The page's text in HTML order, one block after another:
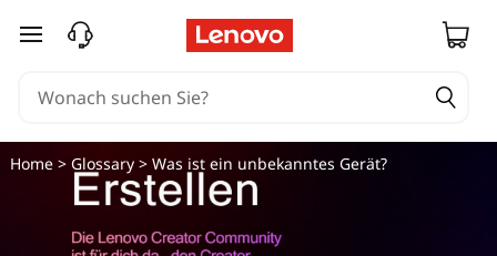
W
zum Hauptinhalt springen
Home> Glossary> Was ist ein unbekanntes Gerät?